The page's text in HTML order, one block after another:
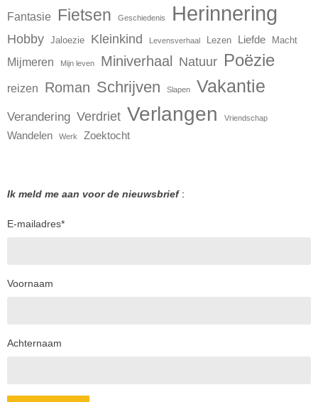
Fantasie Fietsen Geschiedenis Herinnering
Hobby Jaloezie Kleinkind Levensverhaal Lezen Liefde Macht
Mijmeren Mijn leven Miniverhaal Natuur Poëzie
reizen Roman Schrijven Slapen Vakantie
Verandering Verdriet Verlangen Vriendschap
Wandelen Werk Zoektocht
Ik meld me aan voor de nieuwsbrief:
E-mailadres*
Voornaam
Achternaam